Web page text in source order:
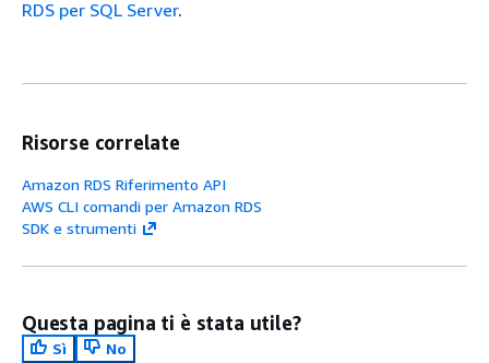
RDS per SQL Server.
Risorse correlate
Amazon RDS Riferimento API
AWS CLI comandi per Amazon RDS
SDK e strumenti
Questa pagina ti è stata utile?
Sì
No